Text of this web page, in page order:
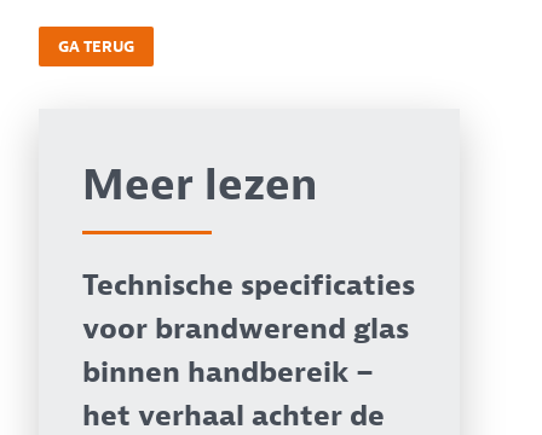
GA TERUG
Meer lezen
Technische specificaties
voor brandwerend glas
binnen handbereik –
het verhaal achter de